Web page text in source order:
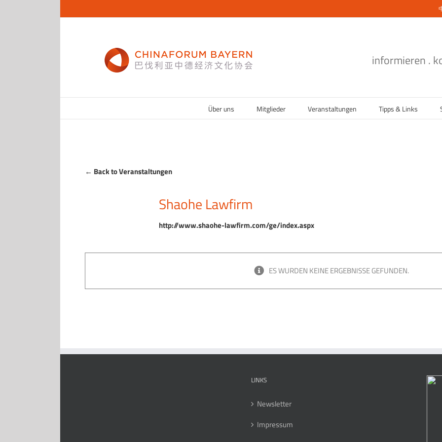
informieren .
Über uns Mitglieder Veranstaltungen Tipps & Links
← Back to Veranstaltungen
Shaohe Lawfirm
http://www.shaohe-lawfirm.com/ge/index.aspx
ES WURDEN KEINE ERGEBNISSE GEFUNDEN.
LINKS
Newsletter
Impressum